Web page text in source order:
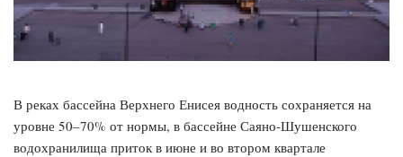
В реках бассейна Верхнего Енисея водность сохраняется на
уровне 50–70% от нормы, в бассейне Саяно-Шушенского
водохранилища приток в июне и во втором квартале